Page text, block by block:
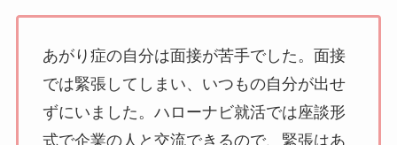
あがり症の自分は面接が苦手でした。面接
では緊張してしまい、いつもの自分が出せ
ずにいました。ハローナビ就活では座談形
式で企業の人と交流できるので、緊張はあ